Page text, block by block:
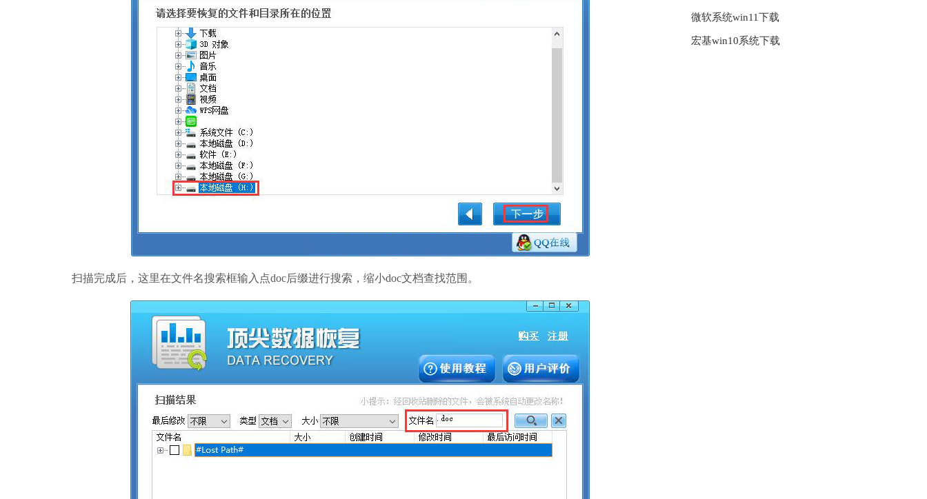
扫描完成后，这里在文件名搜索框输入点doc后缀进行搜索，缩小doc文档查找范围。
微软系统win11下载
宏基win10系统下载